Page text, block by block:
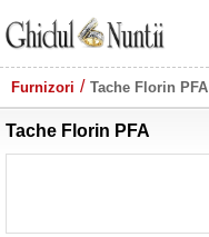
Furnizori Tache Florin PFA
Tache Florin PFA